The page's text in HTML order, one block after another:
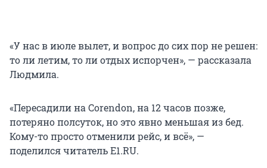
«У нас в июле вылет, и вопрос до сих пор не решен:
то ли летим, то ли отдых испорчен», — рассказала
Людмила.
«Пересадили на Corendon, на 12 часов позже,
потеряно полсуток, но это явно меньшая из бед.
Кому-то просто отменили рейс, и всё», —
поделился читатель E1.RU.